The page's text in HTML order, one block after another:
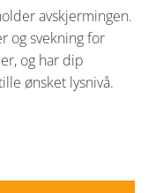
avskjermingen.
og svekning for
og har dip
ønsket lysnivå.
IP66 - Grå antall